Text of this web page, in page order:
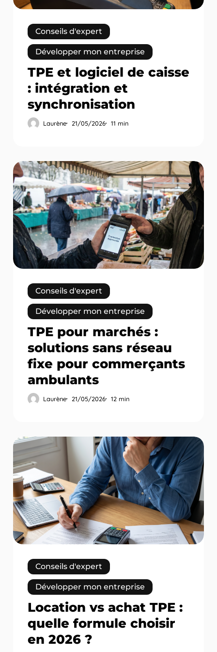
Conseils d'expert
Développer mon entreprise
TPE et logiciel de caisse
: intégration et
synchronisation
Laurène 21/05/2026 11 min
TPE
pour
marchés
:
solutions
sans
réseau
fixe
pour
commerçants
ambulants
Conseils d'expert
Développer mon entreprise
TPE pour marchés :
solutions sans réseau
fixe pour commerçants
ambulants
Laurène 21/05/2026 12 min
Location
vs
achat
TPE
:
quelle
formule
choisir
en
2026
Conseils d'expert
Développer mon entreprise
Location vs achat TPE :
quelle formule choisir
en 2026 ?